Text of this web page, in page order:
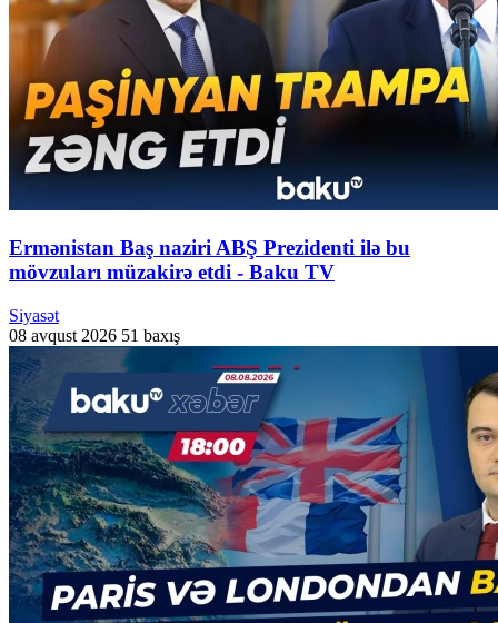
Ermənistan Baş naziri ABŞ Prezidenti ilə bu
mövzuları müzakirə etdi - Baku TV
Siyasət
08 avqust 2026 51 baxış